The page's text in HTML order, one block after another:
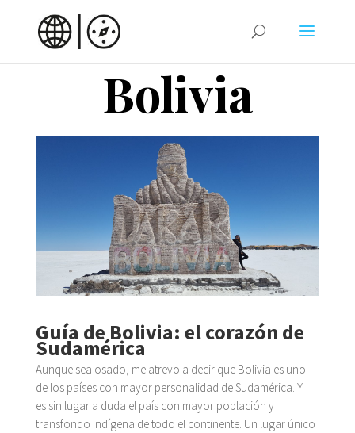
Bolivia
Guía de Bolivia: el corazón de
Sudamérica
Aunque sea osado, me atrevo a decir que Bolivia es uno
de los países con mayor personalidad de Sudamérica. Y
es sin lugar a duda el país con mayor población y
transfondo indígena de todo el continente. Un lugar único